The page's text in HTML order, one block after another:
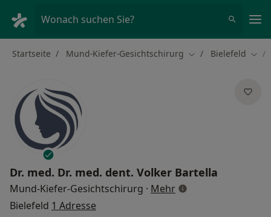
Wonach suchen Sie?
Startseite Mund-Kiefer-Gesichtschirurg Stadt ändern
Bielefeld
Dr. med. Dr. med. dent. Volker Bartella
Mund-Kiefer-Gesichtschirurg · Mehrüber
Bielefeld 1 Adresse